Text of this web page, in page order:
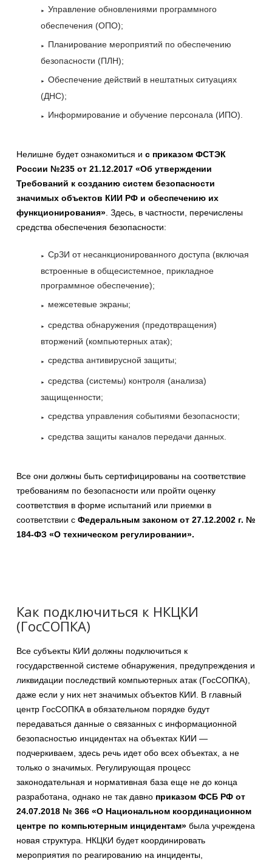
Управление обновлениями программного
обеспечения (ОПО);
Планирование мероприятий по обеспечению
безопасности (ПЛН);
Обеспечение действий в нештатных ситуациях
(ДНС);
Информирование и обучение персонала (ИПО).
Нелишне будет ознакомиться и с приказом ФСТЭК
России №235 от 21.12.2017 «Об утверждении
Требований к созданию систем безопасности
значимых объектов КИИ РФ и обеспечению их
функционирования». Здесь, в частности, перечислены
средства обеспечения безопасности:
СрЗИ от несанкционированного доступа (включая
встроенные в общесистемное, прикладное
программное обеспечение);
межсетевые экраны;
средства обнаружения (предотвращения)
вторжений (компьютерных атак);
средства антивирусной защиты;
средства (системы) контроля (анализа)
защищенности;
средства управления событиями безопасности;
средства защиты каналов передачи данных.
Все они должны быть сертифицированы на соответствие
требованиям по безопасности или пройти оценку
соответствия в форме испытаний или приемки в
соответствии с Федеральным законом от 27.12.2002 г. №
184-ФЗ «О техническом регулировании».
Как подключиться к НКЦКИ
(ГосСОПКА)
Все субъекты КИИ должны подключиться к
государственной системе обнаружения, предупреждения и
ликвидации последствий компьютерных атак (ГосСОПКА),
даже если у них нет значимых объектов КИИ. В главный
центр ГосСОПКА в обязательном порядке будут
передаваться данные о связанных с информационной
безопасностью инцидентах на объектах КИИ —
подчеркиваем, здесь речь идет обо всех объектах, а не
только о значимых. Регулирующая процесс
законодательная и нормативная база еще не до конца
разработана, однако не так давно приказом ФСБ РФ от
24.07.2018 № 366 «О Национальном координационном
центре по компьютерным инцидентам» была учреждена
новая структура. НКЦКИ будет координировать
мероприятия по реагированию на инциденты,